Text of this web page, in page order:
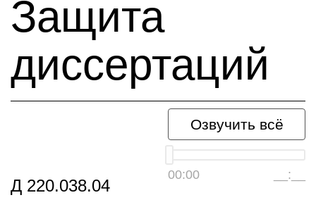
Защита
диссертаций
Озвучить всё
00:00 __:__
Д 220.038.04